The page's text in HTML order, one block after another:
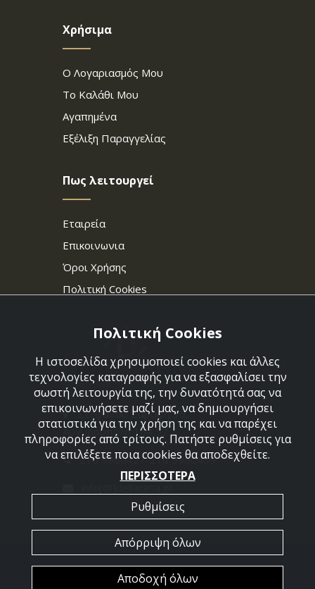
Χρήσιμα
Ο Λογαριασμός Μου
Το Καλάθι Μου
Αγαπημένα
Εξέλιξη Παραγγελίας
Πως λειτουργεί
Εταιρεία
Επικοινωνια
Όροι Χρήσης
Πολιτική Cookies
Στεφάνου Σαράφη 36,
Αργυρούπολη 164 52
210 9960427-210 9960489
2026 @ All Rights Reserved - Dellacasa
Πολιτική Cookies
Η ιστοσελίδα χρησιμοποιεί cookies και άλλες
τεχνολογίες καταγραφής για να εξασφαλίσει την
σωστή λειτουργία της, την δυνατότητά σας να
επικοινωνήσετε μαζί μας, να δημιουργήσει
στατιστικά για την χρήση της και να παρέχει
πληροφορίες από τρίτους. Πατήστε ρυθμίσεις για
να επιλέξετε ποια cookies θα αποδεχθείτε.
ΠΕΡΙΣΣΟΤΕΡΑ
Ρυθμίσεις
Απόρριψη όλων
Αποδοχή όλων